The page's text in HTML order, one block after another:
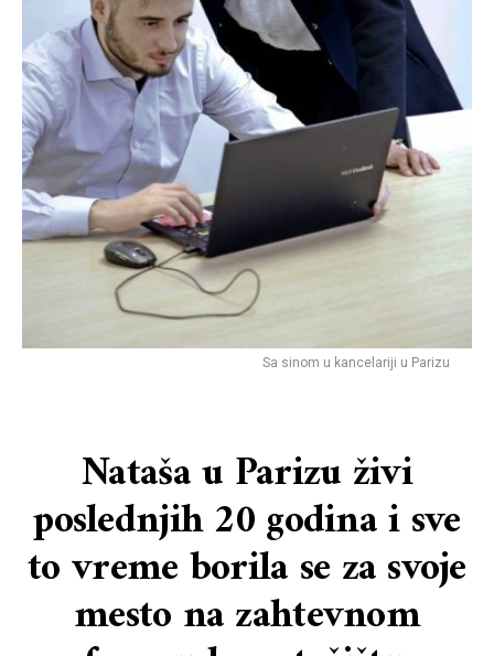
Sa sinom u kancelariji u Parizu
Nataša u Parizu živi
poslednjih 20 godina i sve
to vreme borila se za svoje
mesto na zahtevnom